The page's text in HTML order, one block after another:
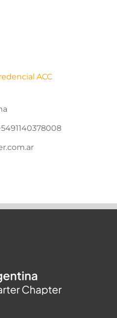
ACC